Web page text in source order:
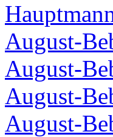
August-
August-
August-
August-